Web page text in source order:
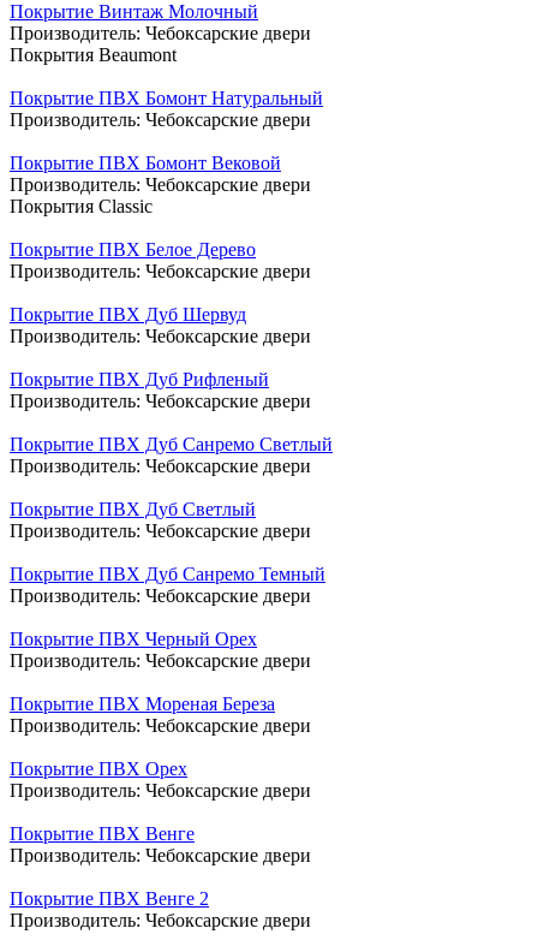
Покрытие Винтаж Молочный
Производитель: Чебоксарские двери
Покрытия Beaumont
Покрытие ПВХ Бомонт Натуральный
Производитель: Чебоксарские двери
Покрытие ПВХ Бомонт Вековой
Производитель: Чебоксарские двери
Покрытия Classic
Покрытие ПВХ Белое Дерево
Производитель: Чебоксарские двери
Покрытие ПВХ Дуб Шервуд
Производитель: Чебоксарские двери
Покрытие ПВХ Дуб Рифленый
Производитель: Чебоксарские двери
Покрытие ПВХ Дуб Санремо Светлый
Производитель: Чебоксарские двери
Покрытие ПВХ Дуб Светлый
Производитель: Чебоксарские двери
Покрытие ПВХ Дуб Санремо Темный
Производитель: Чебоксарские двери
Покрытие ПВХ Черный Орех
Производитель: Чебоксарские двери
Покрытие ПВХ Мореная Береза
Производитель: Чебоксарские двери
Покрытие ПВХ Орех
Производитель: Чебоксарские двери
Покрытие ПВХ Венге
Производитель: Чебоксарские двери
Покрытие ПВХ Венге 2
Производитель: Чебоксарские двери